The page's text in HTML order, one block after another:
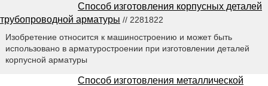
Способ изготовления корпусных деталей
трубопроводной арматуры // 2281822
Изобретение относится к машиностроению и может быть
использовано в арматуростроении при изготовлении деталей
корпусной арматуры
Способ изготовления металлической